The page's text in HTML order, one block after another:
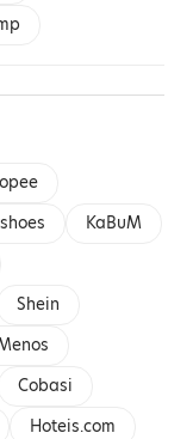
KaBuM
Shein
Cobasi
Hoteis.com